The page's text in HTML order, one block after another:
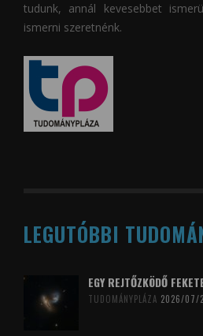
tudunk, annál kevesebbet
ismerni szeretnénk.
LEGUTÓBBI
EGY REJTŐZKÖDŐ
TUDOMÁNYPLÁZA 2026/07/